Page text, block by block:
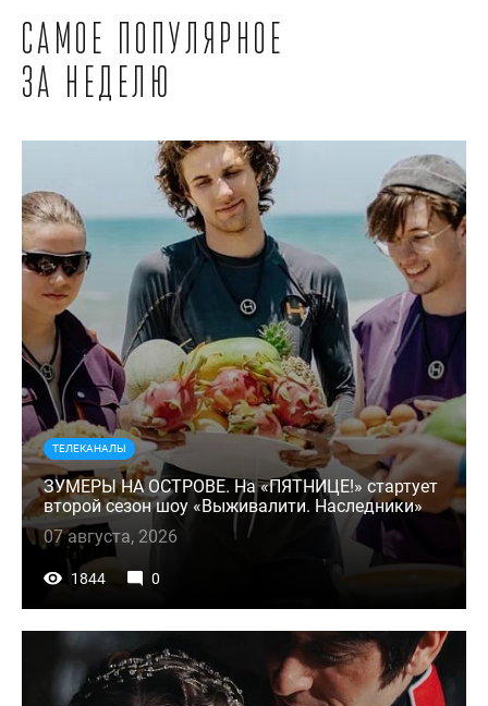
Самое популярное
за неделю
ТЕЛЕКАНАЛЫ
ЗУМЕРЫ НА ОСТРОВЕ. На «ПЯТНИЦЕ!» стартует
второй сезон шоу «Выживалити. Наследники»
07 августа, 2026
1844 0